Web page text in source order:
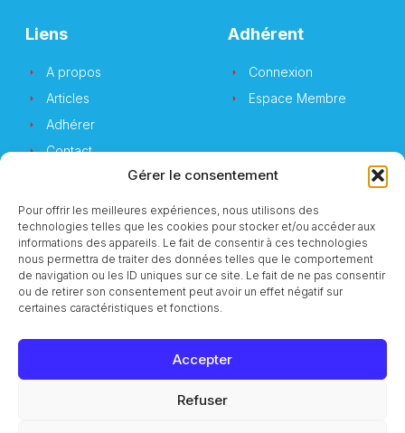
Gérer le consentement
Pour offrir les meilleures expériences, nous utilisons des
technologies telles que les cookies pour stocker et/ou accéder aux
informations des appareils. Le fait de consentir à ces technologies
nous permettra de traiter des données telles que le comportement
de navigation ou les ID uniques sur ce site. Le fait de ne pas consentir
ou de retirer son consentement peut avoir un effet négatif sur
certaines caractéristiques et fonctions.
Accepter
Refuser
Liens
A propos
Articles
Adhérer
Contact
Adhérent
Connexion
Espace Membre
Newsletter
Vous souhaitez suivre notre actualité ?
S'inscrire